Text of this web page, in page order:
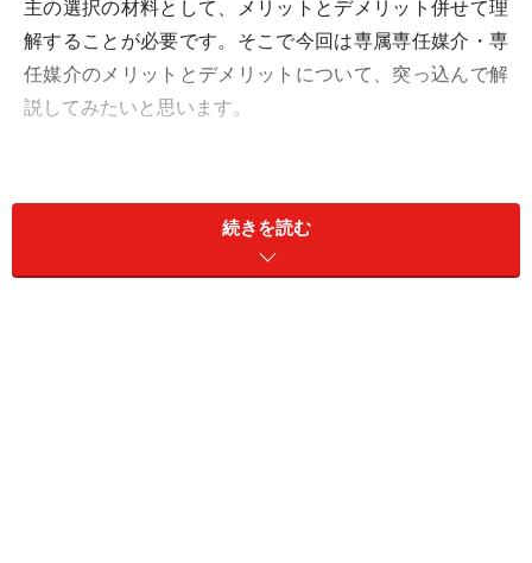
主の選択の材料として、メリットとデメリット併せて理
解することが必要です。そこで今回は専属専任媒介・専
任媒介のメリットとデメリットについて、突っ込んで解
説してみたいと思います。
を売主に行う頻度（専属は1週間に1度、専任は2週間に1
度）と自己発見取引（＊自分で見つけてきたお客さんと
契約をすること）の際も、その会社を通して契約しなけ
続きを読む